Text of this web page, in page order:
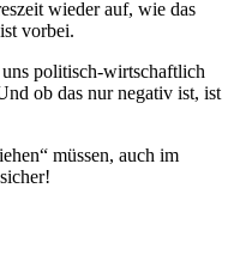
wieder auf, wie das
vorbei.
politisch-wirtschaftlich
ob das nur negativ ist, ist
müssen, auch im